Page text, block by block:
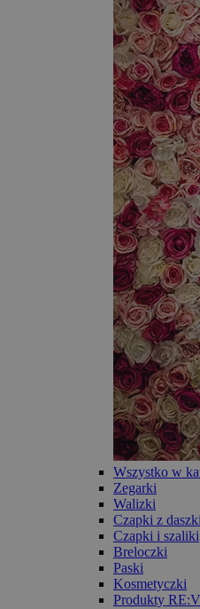
Wszystko w
Zegarki
Walizki
Czapki z
Czapki i szaliki
Breloczki
Paski
Kosmetyczki
Produkty